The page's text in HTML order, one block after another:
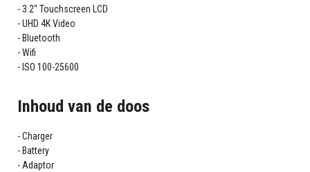
3.2" Touchscreen LCD
UHD 4K Video
Bluetooth
Wifi
ISO 100-25600
Inhoud van de doos
Charger
Battery
Adaptor